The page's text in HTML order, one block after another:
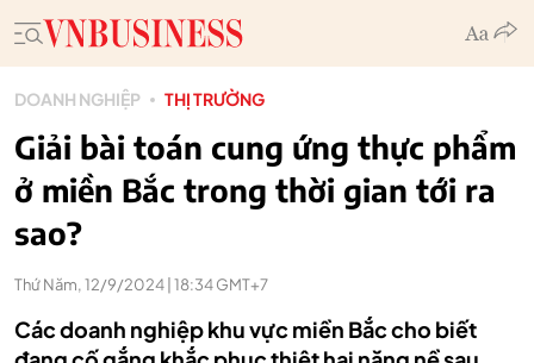
DOANH NGHIỆP THỊ TRƯỜNG
Giải bài toán cung ứng thực phẩm
ở miền Bắc trong thời gian tới ra
sao?
Thứ Năm, 12/9/2024 | 18:34 GMT+7
Các doanh nghiệp khu vực miền Bắc cho biết